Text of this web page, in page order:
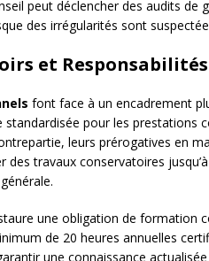
peut déclencher des audits de
des irrégularités sont
et
font face à un encadrement
pour les prestations
leurs prérogatives en
des travaux conservatoires
une obligation de formation
de 20 heures annuelles
une connaissance